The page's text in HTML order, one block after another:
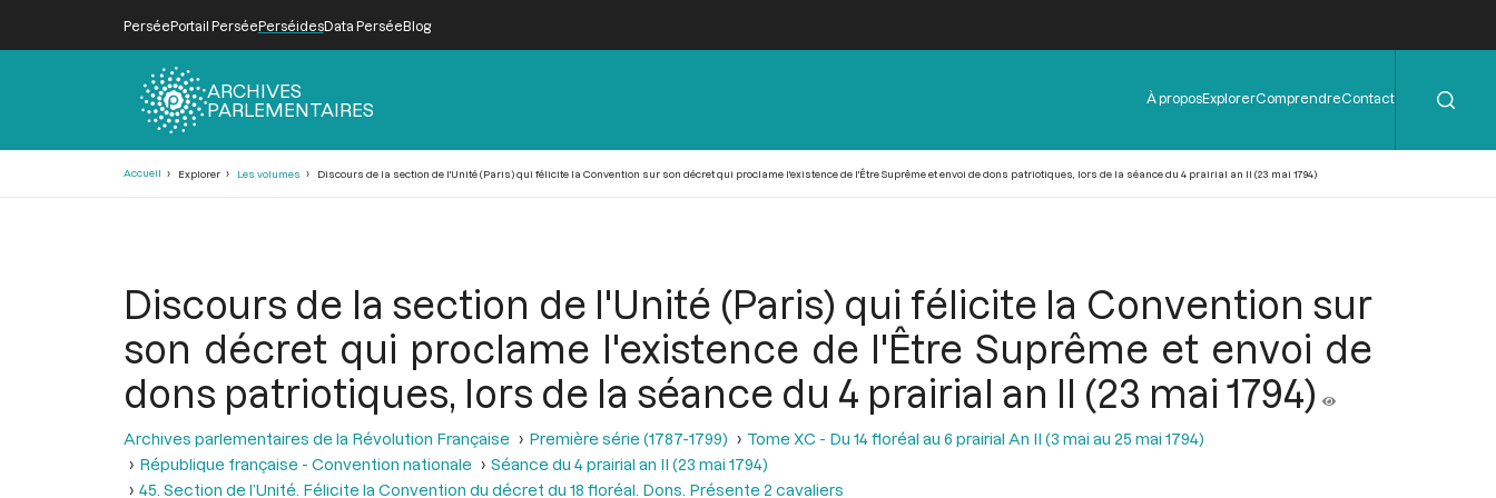
PerséePortail PerséePerséidesData PerséeBlog
ARCHIVES
PARLEMENTAIRES
Menu
de
À proposExplorerComprendreContact
Accueil Explorer Les volumes Discours de la section de l'Unité (Paris) qui félicite la Convention sur son décret qui proclame l'existence de l'Être Suprême et envoi de dons patriotiques, lors de la séance du 4 prairial an II (23 mai 1794)
Discours de la section de l'Unité (Paris) qui félicite la Convention sur
son décret qui proclame l'existence de l'Être Suprême et envoi de
dons patriotiques, lors de la séance du 4 prairial an II (23 mai 1794)
Archives parlementaires de la Révolution Française Première série (1787-1799)
Tome XC - Du 14 floréal au 6 prairial An II (3 mai au 25 mai 1794)
République française - Convention nationale
Séance du 4 prairial an II (23 mai 1794)
45. Section de l’Unité. Félicite la Convention du décret du 18 floréal. Dons. Présente 2 cavaliers